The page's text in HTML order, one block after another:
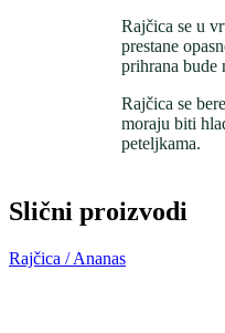
Rajčica se u
prestane
prihrana bude
Rajčica se
moraju biti
peteljkama.
Slični proizvodi
Rajčica / Ananas